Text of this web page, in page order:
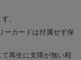
。
ーカードは付属せず保
再生に支障が無い程